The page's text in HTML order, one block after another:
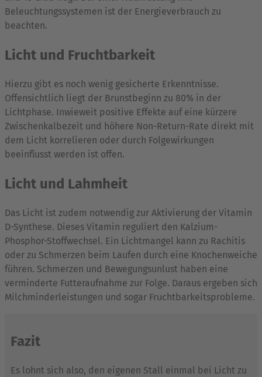
Beleuchtungssystemen ist der Energieverbrauch zu
beachten.
Licht und Fruchtbarkeit
Hierzu gibt es noch wenig gesicherte Erkenntnisse.
Offensichtlich liegt der Brunstbeginn zu 80% in der
Lichtphase. Inwieweit positive Effekte auf eine kürzere
Zwischenkalbezeit und höhere Non-Return-Rate direkt mit
dem Licht korrelieren oder durch Folgewirkungen
beeinflusst werden ist offen.
Licht und Lahmheit
Das Licht ist zudem notwendig zur Aktivierung der Vitamin
D-Synthese. Dieses Vitamin reguliert den Kalzium-
Phosphor-Stoffwechsel. Ein Lichtmangel kann zu Rachitis
oder zu Schmerzen beim Laufen durch eine Knochenweiche
führen. Schmerzen und Bewegungsunlust haben eine
verminderte Futteraufnahme zur Folge. Daraus ergeben sich
Milchminderleistungen und sogar Fruchtbarkeitsprobleme.
Fazit
Es lohnt sich also, den eigenen Stall einmal bei Licht zu